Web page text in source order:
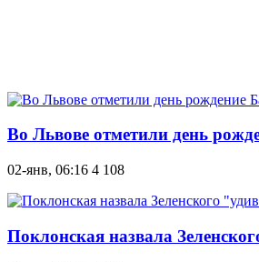
Во Львове отметили день
02-янв, 06:16 4 108
Поклонская назвала